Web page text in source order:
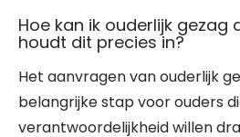
Hoe kan ik ouderlijk gezag
houdt dit precies in?
Het aanvragen van ouderlijk
belangrijke stap voor ouders
verantwoordelijkheid willen